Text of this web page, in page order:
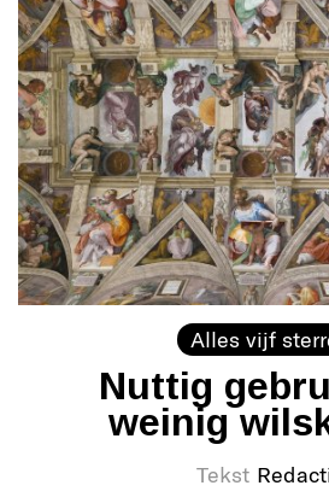
Alles vijf
Nuttig
weinig
Tekst